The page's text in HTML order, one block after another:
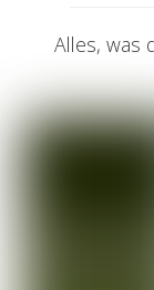
Alles, was